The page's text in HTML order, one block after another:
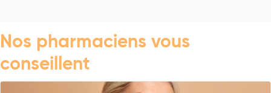
Nos pharmaciens vous
conseillent